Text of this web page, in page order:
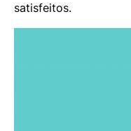
satisfeitos.